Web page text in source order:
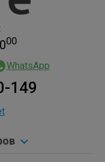
00
WhatsApp
149